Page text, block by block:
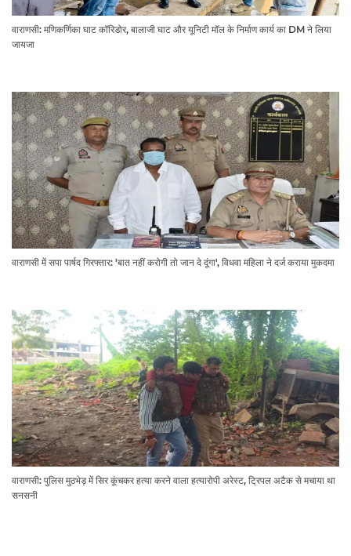
वाराणसी: मणिकर्णिका घाट कॉरिडोर, बालाजी घाट और यूनिटी मॉल के निर्माण कार्य का DM ने लिया
जायजा
वाराणसी में सपा पार्षद गिरफ्तार: 'बात नहीं करोगी तो जान दे दूंगा', विधवा महिला ने दर्ज कराया मुकदमा
वाराणसी: पुलिस मुठभेड़ में सिर कूंचकर हत्या करने वाला हत्यारोपी अरेस्ट, ट्रिपल अटैक से मचाया था
सनसनी